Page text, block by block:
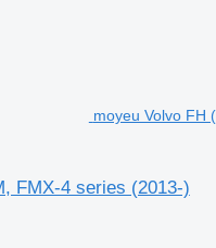
moyeu Volvo FH
FMX-4 series (2013-)